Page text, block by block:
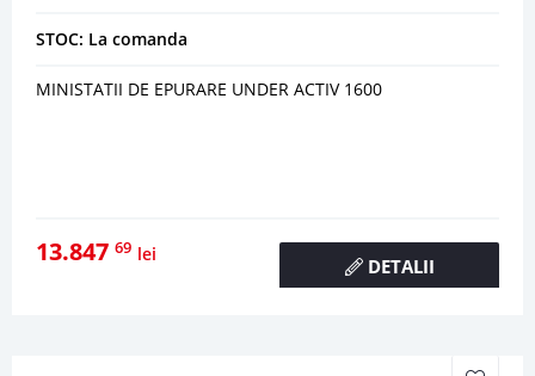
STOC: La comanda
MINISTATII DE EPURARE UNDER ACTIV 1600
13.847 69 lei
DETALII